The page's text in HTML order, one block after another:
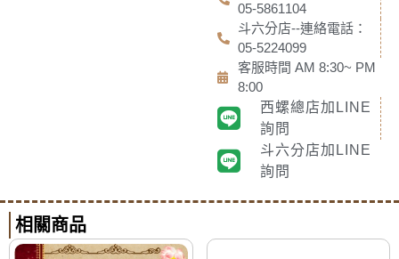
05-5861104
斗六分店--連絡電話：
05-5224099
客服時間 AM 8:30~ PM
8:00
西螺總店加LINE
詢問
斗六分店加LINE
詢問
相關商品